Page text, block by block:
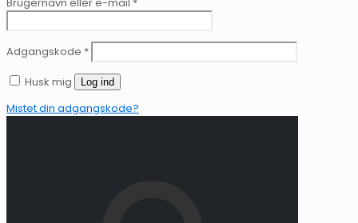
Adgangskode *
Husk mig
Log ind
Mistet din adgangskode?